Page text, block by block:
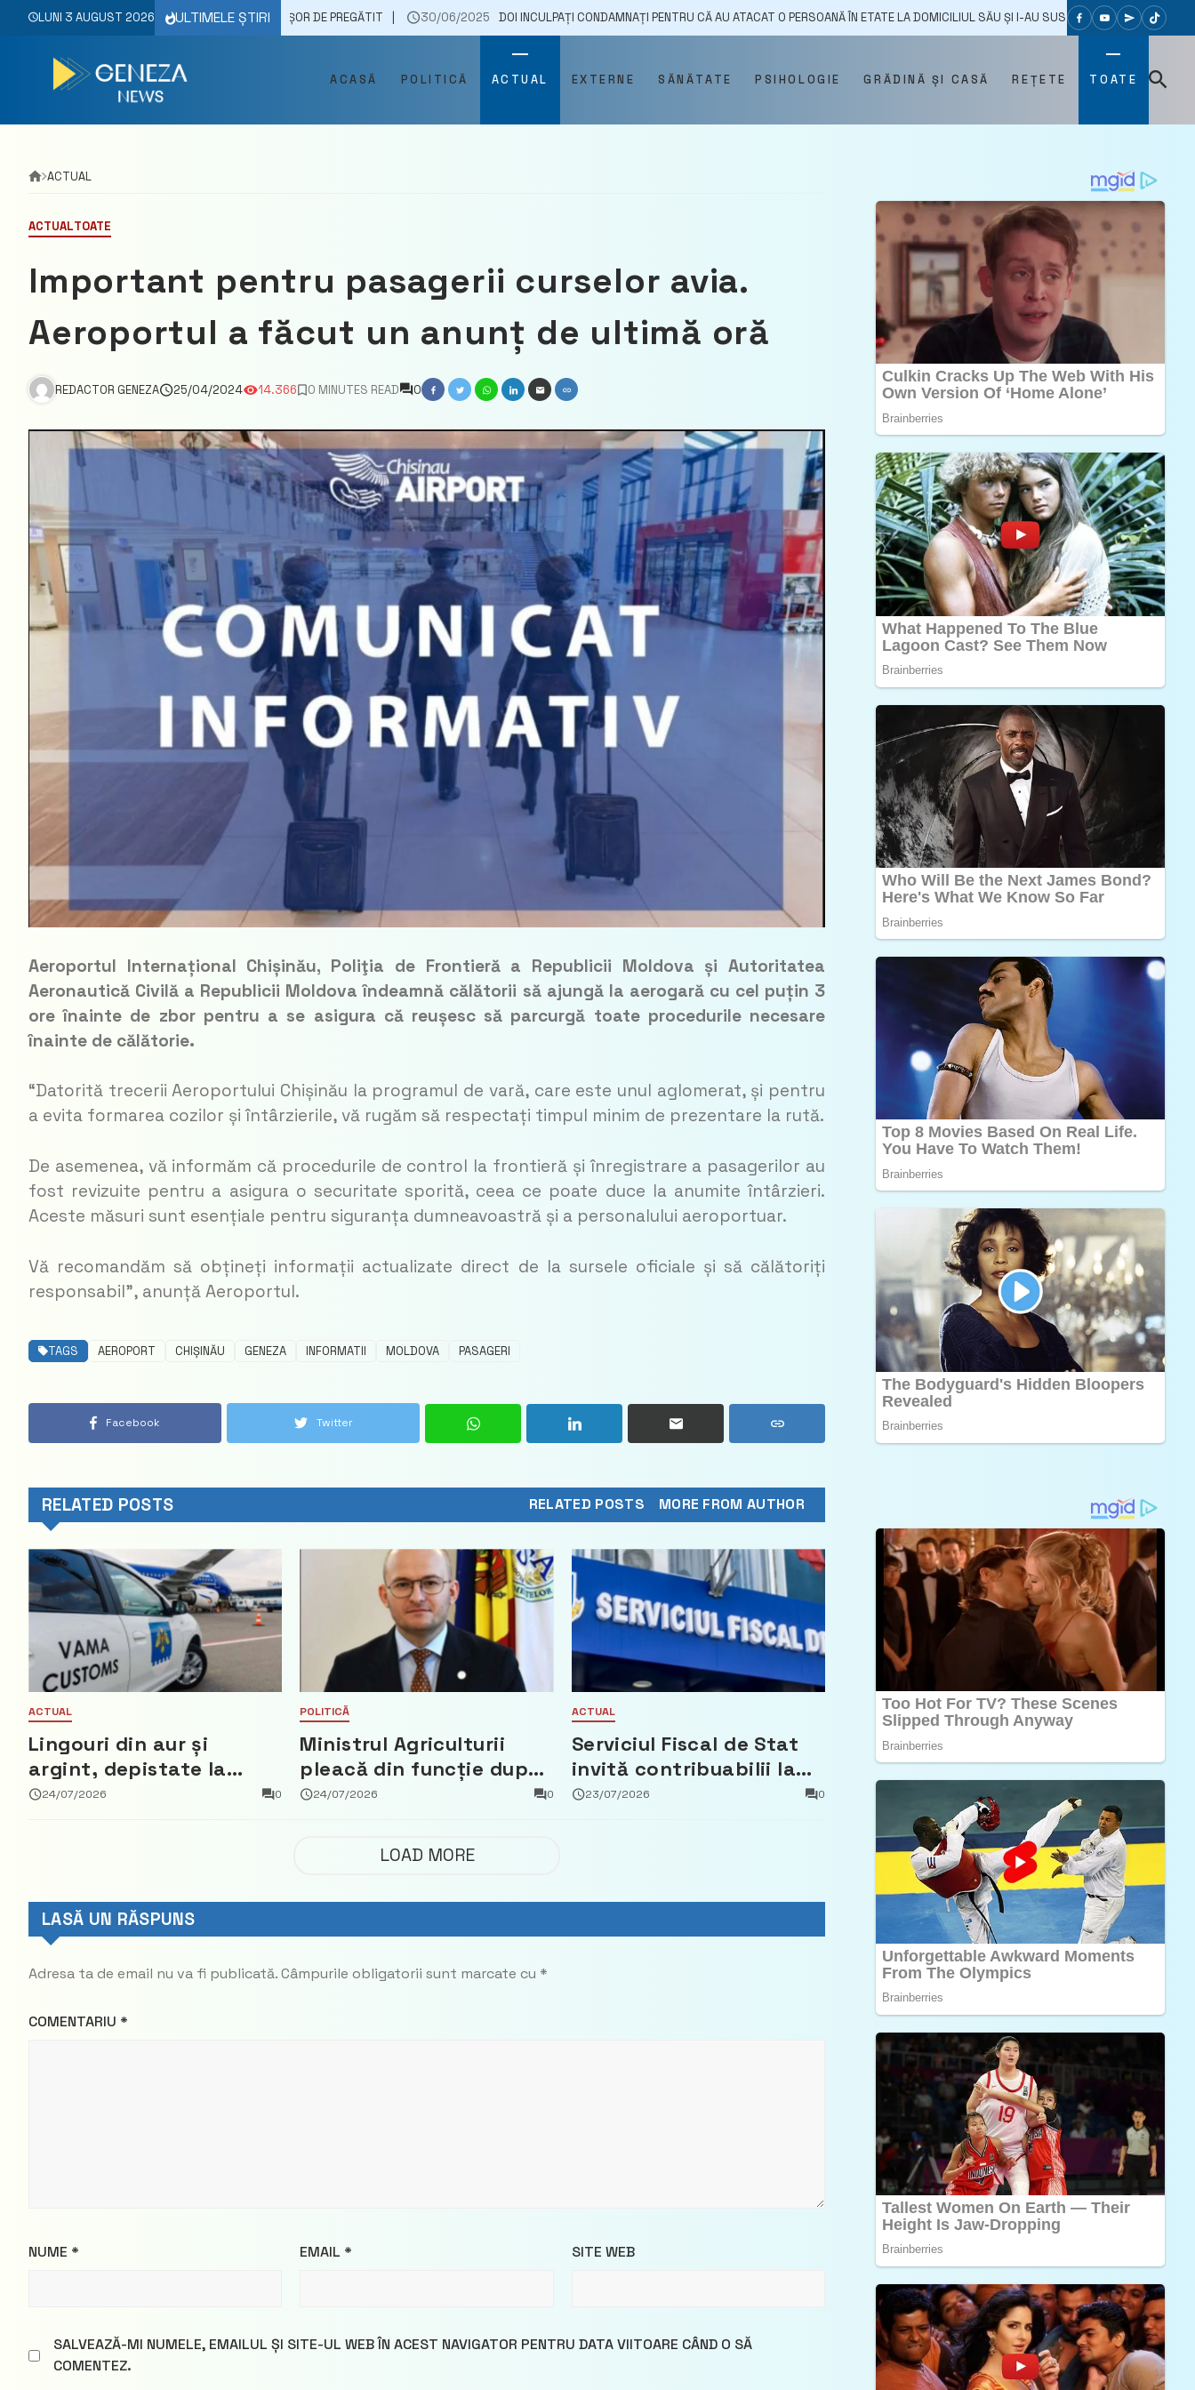
LUNI 3 AUGUST 2026 ULTIMELE ȘTIRI
REȚETE SAVUROASE, SIMPLE ȘI UȘOR DE PREGĂTIT 30/06/2025 DOI INCULPAȚI CONDAMNAȚI PENTRU CĂ AU ATACAT O PERSOANĂ ÎN ETATE LA DOMICILIUL SĂU ȘI I-AU SUSTRAS ULTIMII BANI DIN PENSIE
ACASĂ POLITICĂ ACTUAL EXTERNE SĂNĂTATE PSIHOLOGIE GRĂDINĂ ȘI CASĂ REȚETE TOATE
ACTUAL
ACTUALTOATE
Important pentru pasagerii curselor avia.
Aeroportul a făcut un anunț de ultimă oră
REDACTOR GENEZA 25/04/2024 14.366 0 MINUTES READ 0
Aeroportul Internațional Chișinău, Poliţia de Frontieră a Republicii Moldova și Autoritatea
Aeronautică Civilă a Republicii Moldova îndeamnă călătorii să ajungă la aerogară cu cel puțin 3
ore înainte de zbor pentru a se asigura că reușesc să parcurgă toate procedurile necesare
înainte de călătorie.
“Datorită trecerii Aeroportului Chișinău la programul de vară, care este unul aglomerat, și pentru
a evita formarea cozilor și întârzierile, vă rugăm să respectați timpul minim de prezentare la rută.
De asemenea, vă informăm că procedurile de control la frontieră și înregistrare a pasagerilor au
fost revizuite pentru a asigura o securitate sporită, ceea ce poate duce la anumite întârzieri.
Aceste măsuri sunt esențiale pentru siguranța dumneavoastră și a personalului aeroportuar.
Vă recomandăm să obțineți informații actualizate direct de la sursele oficiale și să călătoriți
responsabil”, anunță Aeroportul.
TAGS AEROPORT CHIȘINĂU GENEZA INFORMATII MOLDOVA PASAGERI
Facebook Twitter
RELATED POSTS RELATED POSTS MORE FROM AUTHOR
ACTUAL
Lingouri din aur și
argint, depistate la
vama Aeroport
24/07/2026 0
POLITICĂ
Ministrul Agriculturii
pleacă din funcție după
ce a negat că a făcut
Democrat
24/07/2026 0
ACTUAL
Serviciul Fiscal de Stat
invită contribuabilii la
un webinar gratuit
23/07/2026 0
LOAD MORE
LASĂ UN RĂSPUNS
Adresa ta de email nu va fi publicată.Câmpurile obligatorii sunt marcate cu *
COMENTARIU *
NUME * EMAIL * SITE WEB
SALVEAZĂ-MI NUMELE, EMAILUL ȘI SITE-UL WEB ÎN ACEST NAVIGATOR PENTRU DATA VIITOARE CÂND O SĂ
COMENTEZ.